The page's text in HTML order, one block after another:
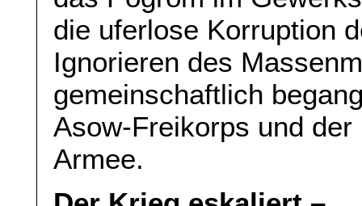
die uferlose Korruption
Ignorieren des
gemeinschaftlich
Asow-Freikorps und
Armee.